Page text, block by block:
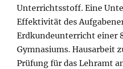
Unterrichtsstoff. Eine
Effektivität des
Erdkundeunterricht einer
Gymnasiums. Hausarbeit
Prüfung für das Lehramt